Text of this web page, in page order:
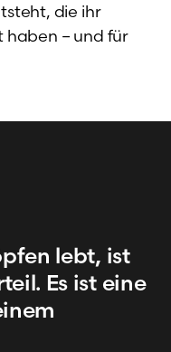
die ihr
haben – und für
lebt, ist
Es ist eine